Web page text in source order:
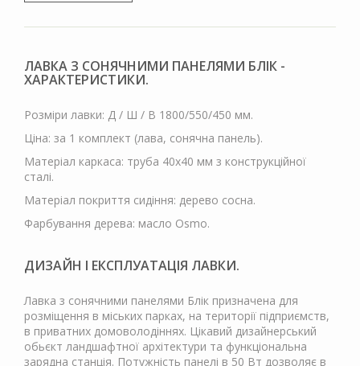
ЛАВКА З СОНЯЧНИМИ ПАНЕЛЯМИ БЛІК -
ХАРАКТЕРИСТИКИ.
Розміри лавки: Д / Ш / В 1800/550/450 мм.
Ціна: за 1 комплект (лава, сонячна панель).
Матеріал каркаса: труба 40х40 мм з конструкційної
сталі.
Матеріал покриття сидіння: дерево сосна.
Фарбування дерева: масло Osmo.
ДИЗАЙН І ЕКСПЛУАТАЦІЯ ЛАВКИ.
Лавка з сонячними панелями Блік призначена для
розміщення в міських парках, на території підприємств,
в приватних домоволодіннях. Цікавий дизайнерський
обьєкт ландшафтної архітектури та функціональна
зарядна станція. Потужність панелі в 50 Вт дозволяє в